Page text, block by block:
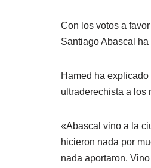
Con los votos a
Santiago Abascal
Hamed ha
ultraderechista a los
«Abascal vino a la
hicieron nada por
nada aportaron.